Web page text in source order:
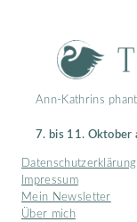
Ann-Kathrins
7. bis 11. Oktober
Datenschutzerklärung
Impressum
Mein Newsletter
Über mich